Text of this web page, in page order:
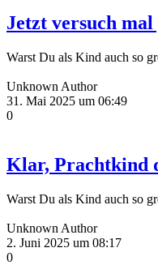
Jetzt versuch
Warst Du als Kind auch so
Unknown Author
31. Mai 2025 um 06:49
0
Klar, Prachtkind
Warst Du als Kind auch so
Unknown Author
2. Juni 2025 um 08:17
0